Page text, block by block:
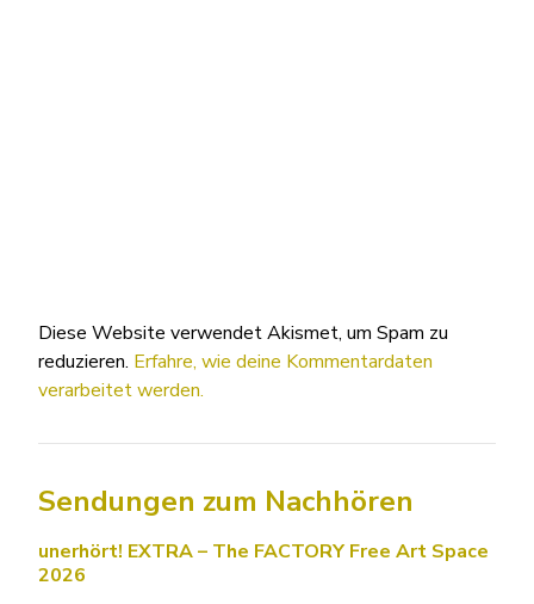
Diese Website verwendet Akismet, um Spam zu
reduzieren. Erfahre, wie deine Kommentardaten
verarbeitet werden.
Sendungen zum Nachhören
unerhört! EXTRA – The FACTORY Free Art Space
2026